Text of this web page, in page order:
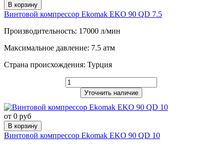
В корзину
Винтовой компрессор Ekomak EKO 90 QD 7.5
Производительность: 17000 л/мин
Максимальное давление: 7.5 атм
Страна происхождения: Турция
Уточнить наличие
от 0 руб
В корзину
Винтовой компрессор Ekomak EKO 90 QD 10